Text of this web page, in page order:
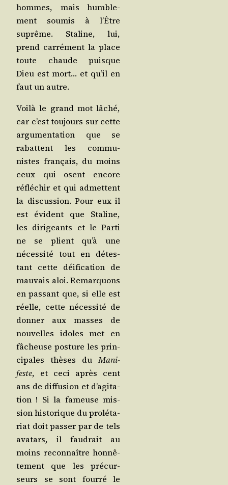
hommes, mais hum­ble­
ment sou­mis à l’Être
suprême. Sta­line, lui,
prend car­ré­ment la place
toute chaude puisque
Dieu est mort… et qu’il en
faut un autre.
Voi­là le grand mot lâché,
car c’est tou­jours sur cette
argu­men­ta­tion que se
rabattent les com­mu­
nistes fran­çais, du moins
ceux qui osent encore
réflé­chir et qui admettent
la dis­cus­sion. Pour eux il
est évident que Sta­line,
les diri­geants et le Par­ti
ne se plient qu’à une
néces­si­té tout en détes­
tant cette déi­fi­ca­tion de
mau­vais aloi. Remar­quons
en pas­sant que, si elle est
réelle, cette néces­si­té de
don­ner aux masses de
nou­velles idoles met en
fâcheuse pos­ture les prin­
ci­pales thèses duMani­
feste, et ceci après cent
ans de dif­fu­sion et d’a­gi­ta­
tion ! Si la fameuse mis­
sion his­to­rique du pro­lé­ta­
riat doit pas­ser par de tels
ava­tars, il fau­drait au
moins recon­naître hon­nê­
te­ment que les pré­cur­
seurs se sont four­ré le